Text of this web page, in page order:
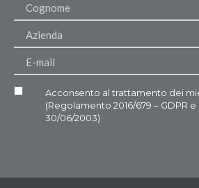
Acconsento al trattamento dei
(Regolamento 2016/679 – GDPR e
30/06/2003)